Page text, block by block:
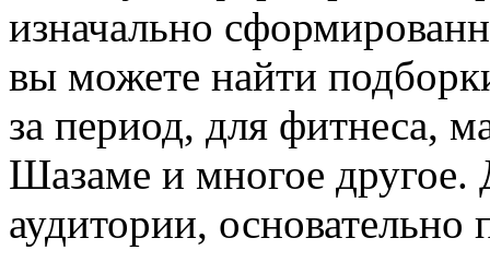
изначально
вы можете найти
за период, для фитнеса,
Шазаме и многое
аудитории,